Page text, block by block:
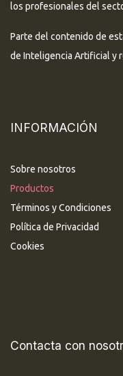
los profesionales del
Parte del contenido de
de Inteligencia Artificial y
INFORMACIÓN
Sobre nosotros
Productos
Términos y Condiciones
Política de Privacidad
Cookies
Contacta con